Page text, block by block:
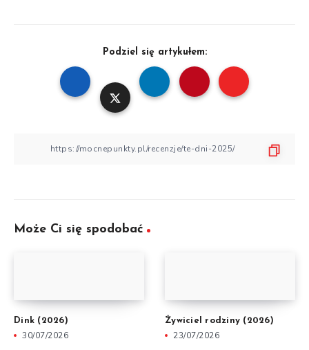
Podziel się artykułem:
Może Ci się spodobać
Dink (2026)
30/07/2026
Żywiciel rodziny (2026)
23/07/2026